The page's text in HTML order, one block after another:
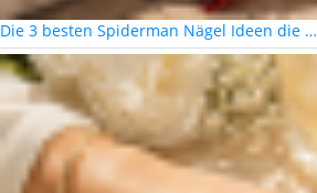
Die 3 besten Spiderman Nägel Ideen die …